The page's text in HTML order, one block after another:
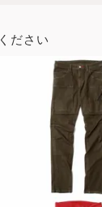
ださい